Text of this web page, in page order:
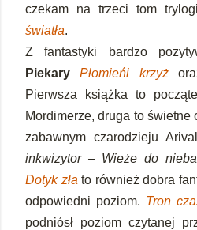
czekam na trzeci tom
światła.
Z fantastyki bardzo
Piekary
Płomieńi krzyż
Pierwsza książka to
Mordimerze, druga to
zabawnym czarodzieju
inkwizytor – Wieże do nieba
Dotyk zła to również dobra
odpowiedni poziom. Tron
podniósł poziom czytanej